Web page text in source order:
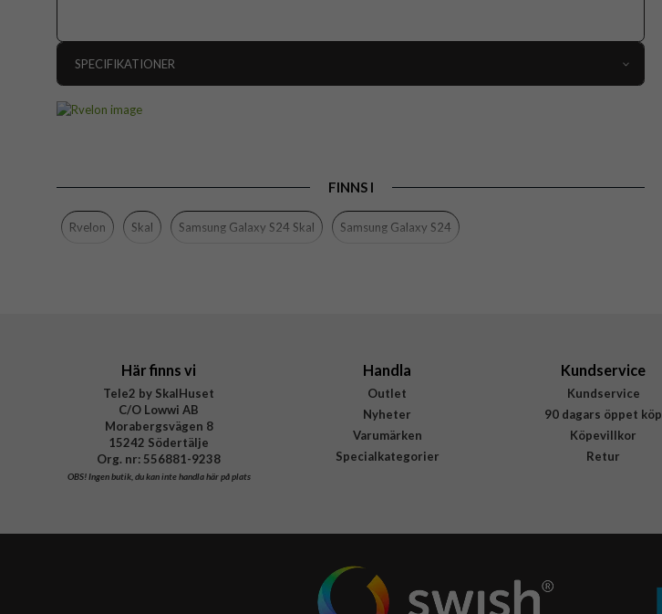
SPECIFIKATIONER
Egenskaper
Greppvänlig
Färg
FINNS I
Rvelon Skal Samsung Galaxy S24 Skal Samsung Galaxy S24
Här finns vi
Tele2 by SkalHuset
C/O Lowwi AB
Morabergsvägen 8
15242 Södertälje
Org. nr: 556881-9238
OBS!Ingen butik, du kan inte handla här på plats
Handla
Outlet
Nyheter
Varumärken
Specialkategorier
Kundservice
Kundservice
90 dagars öppet köp
Köpevillkor
Retur